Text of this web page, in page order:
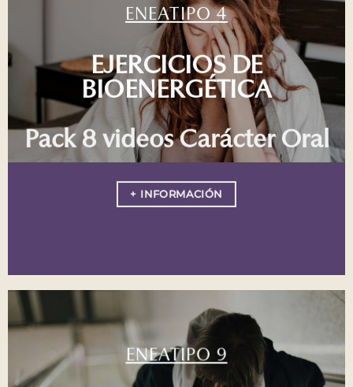
ENEATIPO 4
EJERCICIOS DE
BIOENERGÉTICA
Pack 8 videos Carácter Oral
+ INFORMACIÓN
ENEATIPO 9